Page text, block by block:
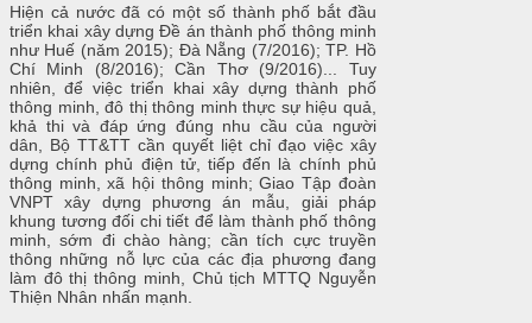
Hiện cả nước đã có một số thành phố bắt đầu
triển khai xây dựng Đề án thành phố thông minh
như Huế (năm 2015); Đà Nẵng (7/2016); TP. Hồ
Chí Minh (8/2016); Cần Thơ (9/2016)... Tuy
nhiên, để việc triển khai xây dựng thành phố
thông minh, đô thị thông minh thực sự hiệu quả,
khả thi và đáp ứng đúng nhu cầu của người
dân, Bộ TT&TT cần quyết liệt chỉ đạo việc xây
dựng chính phủ điện tử, tiếp đến là chính phủ
thông minh, xã hội thông minh; Giao Tập đoàn
VNPT xây dựng phương án mẫu, giải pháp
khung tương đối chi tiết để làm thành phố thông
minh, sớm đi chào hàng; cần tích cực truyền
thông những nỗ lực của các địa phương đang
làm đô thị thông minh, Chủ tịch MTTQ Nguyễn
Thiện Nhân nhấn mạnh.